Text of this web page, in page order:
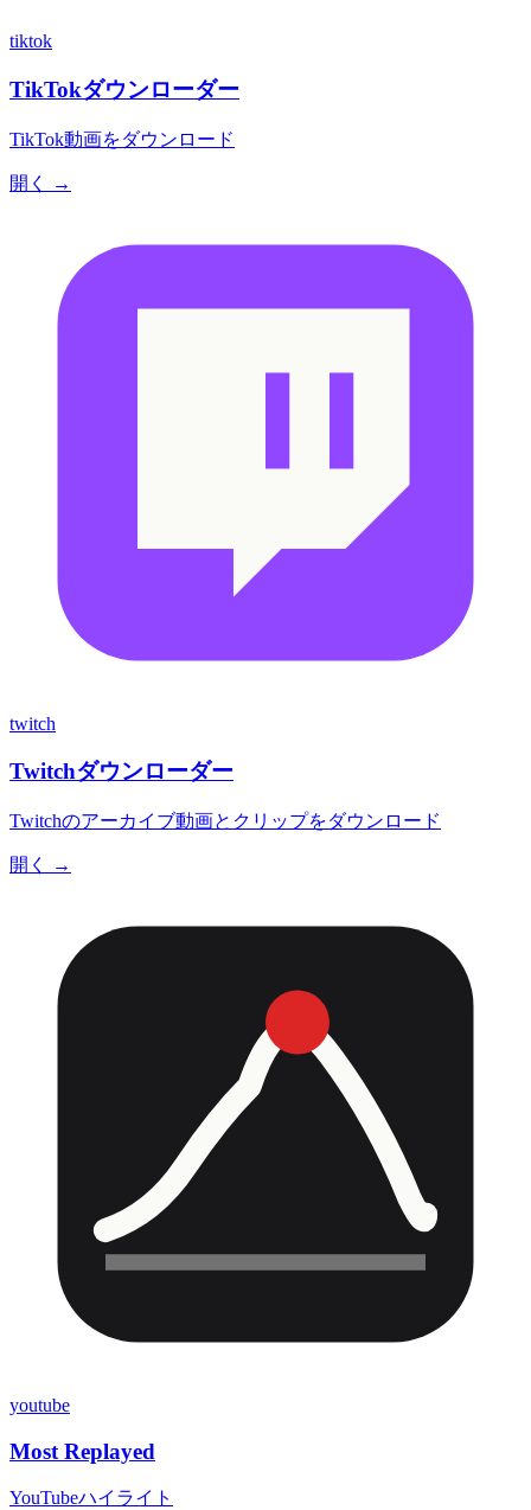
tiktok
TikTokダウンローダー
TikTok動画をダウンロード
開く →
twitch
Twitchダウンローダー
Twitchのアーカイブ動画とクリップをダウンロード
開く →
youtube
Most Replayed
YouTubeハイライト